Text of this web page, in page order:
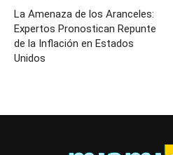
La Amenaza de los Aranceles:
Expertos Pronostican Repunte
de la Inflación en Estados
Unidos